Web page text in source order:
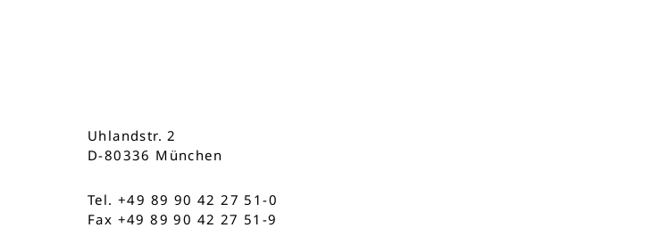
Uhlandstr. 2
D-80336 München
Tel. +49 89 90 42 27 51-0
Fax +49 89 90 42 27 51-9